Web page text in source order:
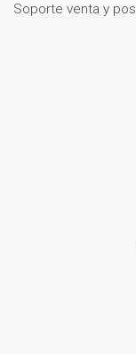
Soporte venta y